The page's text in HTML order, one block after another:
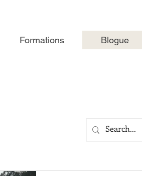
Formations Blogue